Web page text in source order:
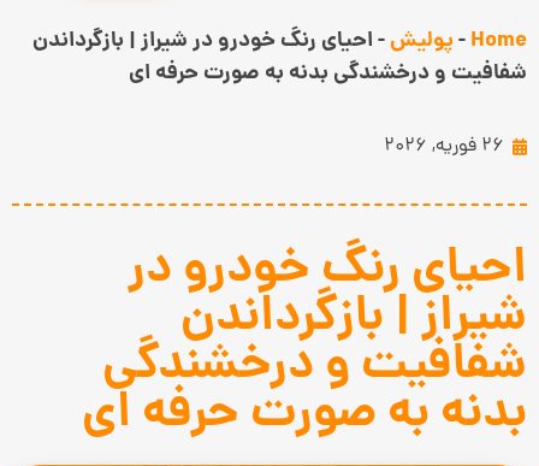
Home
-پولیش-احیای رنگ خودرو در شیراز | بازگرداندن
شفافیت و درخشندگی بدنه به صورت حرفه‌ ای
26 فوریه, 2026
احیای رنگ خودرو در
شیراز | بازگرداندن
شفافیت و درخشندگی
بدنه به صورت حرفه‌ ای